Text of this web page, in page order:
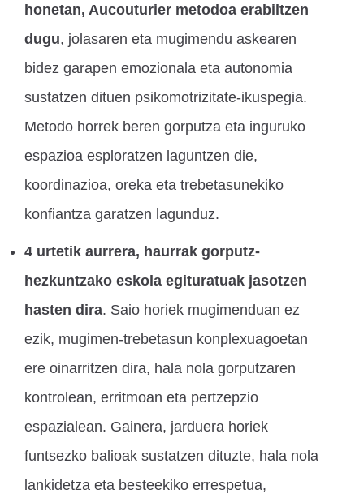
honetan, Aucouturier metodoa erabiltzen
dugu, jolasaren eta mugimendu askearen
bidez garapen emozionala eta autonomia
sustatzen dituen psikomotrizitate-ikuspegia.
Metodo horrek beren gorputza eta inguruko
espazioa esploratzen laguntzen die,
koordinazioa, oreka eta trebetasunekiko
konfiantza garatzen lagunduz.
4 urtetik aurrera, haurrak gorputz-
hezkuntzako eskola egituratuak jasotzen
hasten dira. Saio horiek mugimenduan ez
ezik, mugimen-trebetasun konplexuagoetan
ere oinarritzen dira, hala nola gorputzaren
kontrolean, erritmoan eta pertzepzio
espazialean. Gainera, jarduera horiek
funtsezko balioak sustatzen dituzte, hala nola
lankidetza eta besteekiko errespetua,